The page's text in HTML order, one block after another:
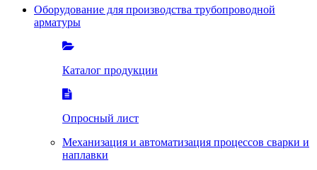
Оборудование для производства трубопроводной
арматуры
Каталог продукции
Опросный лист
Механизация и автоматизация процессов сварки и
наплавки